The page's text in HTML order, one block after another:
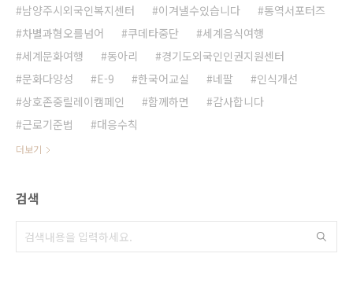
남양주시외국인복지센터
이겨낼수있습니다
통역서포터즈
차별과혐오를넘어
쿠데타중단
세계음식여행
세계문화여행
동아리
경기도외국인인권지원센터
문화다양성
E-9 한국어교실 네팔
인식개선
상호존중릴레이캠페인
함께하면
감사합니다
근로기준법
대응수칙
더보기
검색